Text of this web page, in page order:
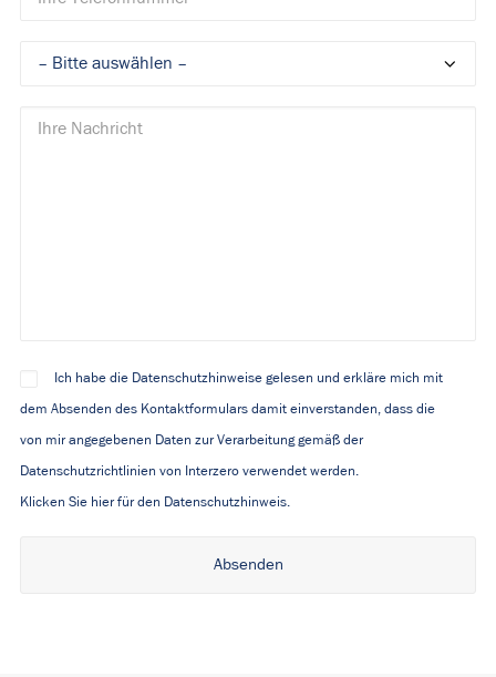
Ich habe die Datenschutzhinweise gelesen und erkläre mich mit
dem Absenden des Kontaktformulars damit einverstanden, dass die
von mir angegebenen Daten zur Verarbeitung gemäß der
Datenschutzrichtlinien von Interzero verwendet werden.
Klicken Sie hier für den Datenschutzhinweis.